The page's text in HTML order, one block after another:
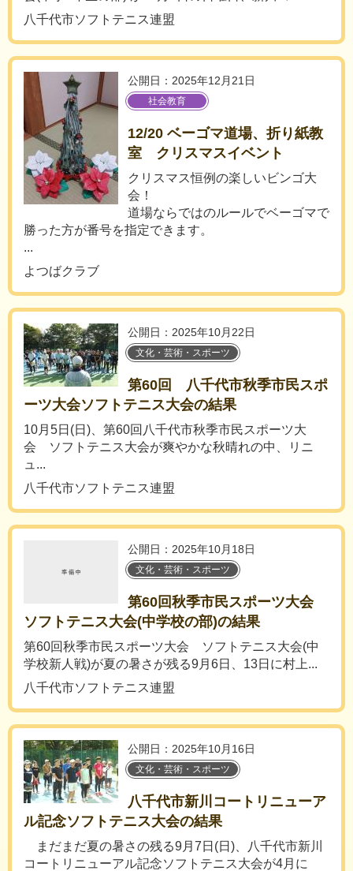
八千代市ソフトテニス連盟
公開日：2025年12月21日
社会教育
12/20 ベーゴマ道場、折り紙教
室 クリスマスイベント
クリスマス恒例の楽しいビンゴ大
会！
道場ならではのルールでベーゴマで
勝った方が番号を指定できます。
...
よつばクラブ
公開日：2025年10月22日
文化・芸術・スポーツ
第60回 八千代市秋季市民スポ
ーツ大会ソフトテニス大会の結果
10月5日(日)、第60回八千代市秋季市民スポーツ大
会 ソフトテニス大会が爽やかな秋晴れの中、リニ
ュ...
八千代市ソフトテニス連盟
公開日：2025年10月18日
文化・芸術・スポーツ
第60回秋季市民スポーツ大会
ソフトテニス大会(中学校の部)の結果
第60回秋季市民スポーツ大会 ソフトテニス大会(中
学校新人戦)が夏の暑さが残る9月6日、13日に村上...
八千代市ソフトテニス連盟
公開日：2025年10月16日
文化・芸術・スポーツ
八千代市新川コートリニューア
ル記念ソフトテニス大会の結果
まだまだ夏の暑さの残る9月7日(日)、八千代市新川
コートリニューアル記念ソフトテニス大会が4月に